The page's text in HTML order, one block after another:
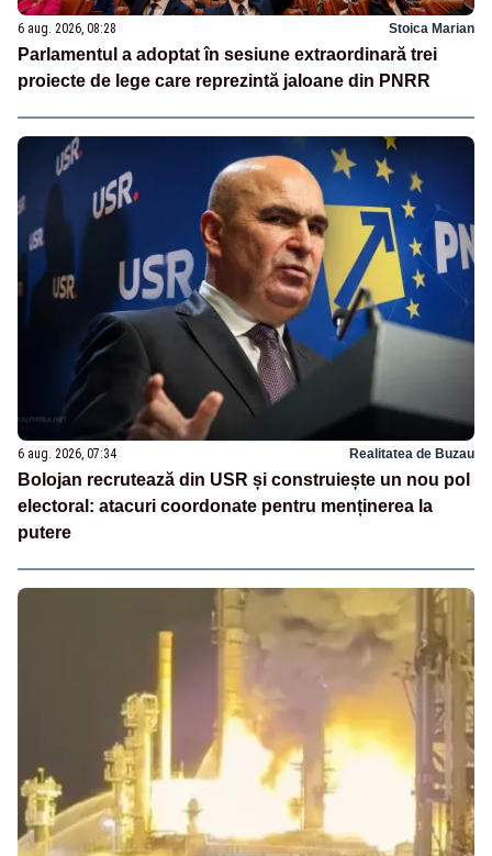
6 aug. 2026, 08:28 Stoica Marian
Parlamentul a adoptat în sesiune extraordinară trei
proiecte de lege care reprezintă jaloane din PNRR
6 aug. 2026, 07:34 Realitatea de Buzau
Bolojan recrutează din USR și construiește un nou pol
electoral: atacuri coordonate pentru menținerea la
putere